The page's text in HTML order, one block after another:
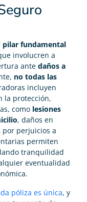
pilar fundamental
involucren a
ante daños a
no todas las
incluyen
la protección,
como lesiones
, daños en
por perjuicios a
permiten
tranquilidad
eventualidad
póliza es única, y